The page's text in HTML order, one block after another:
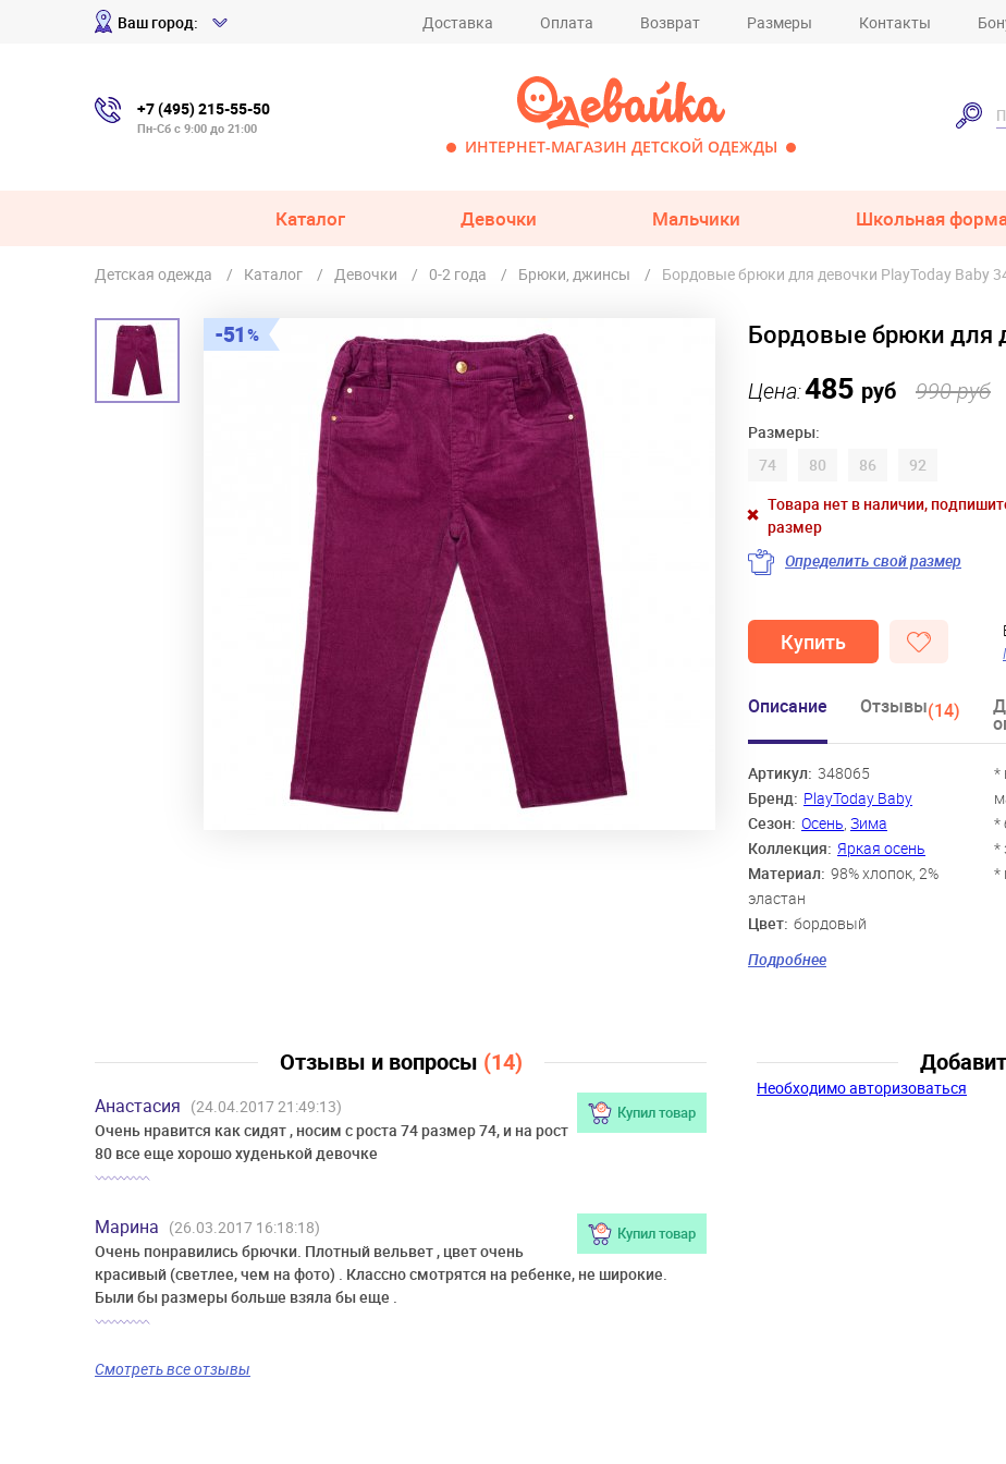
Ваш город: Доставка Оплата Возврат Размеры Контакты
+7 (495) 215-55-50
Пн-Сб с 9:00 до 21:00
ИНТЕРНЕТ-МАГАЗИН ДЕТСКОЙ ОДЕЖДЫ
Каталог Девочки Мальчики Школьная
Детская одежда Каталог Девочки 0-2 года Брюки, джинсы Бордовые брюки для девочки PlayToday Baby
51 Бордовые брюки для
Цена:485 руб 990 руб
Размеры:
74
80 86
92
Товара нет в наличии,
размер
Определить свой размер
Купить
Описание Отзывы(14)
Артикул: 348065
Бренд: PlayToday Baby
Сезон: Осень, Зима
Коллекция: Яркая осень
Материал: 98% хлопок, 2%
эластан
Цвет: бордовый
Скидка:
Пол: Девочки
Подробнее
*
*
*
*
Отзывы и вопросы (14)
Анастасия Купил товар
(24.04.2017 21:49:13)
Очень нравится как сидят , носим с роста 74 размер 74, и на рост
80 все еще хорошо худенькой девочке
Марина Купил товар
(26.03.2017 16:18:18)
Очень понравились брючки. Плотный вельвет , цвет очень
красивый (светлее, чем на фото) . Классно смотрятся на ребенке, не широкие.
Были бы размеры больше взяла бы еще .
Смотреть все отзывы
Необходимо авторизоваться